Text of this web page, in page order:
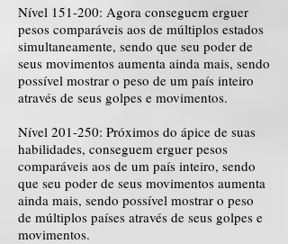
Nível 151-200: Agora conseguem erguer
pesos comparáveis aos de múltiplos estados
simultaneamente, sendo que seu poder de
seus movimentos aumenta ainda mais, sendo
possível mostrar o peso de um país inteiro
através de seus golpes e movimentos.
Nível 201-250: Próximos do ápice de suas
habilidades, conseguem erguer pesos
comparáveis aos de um país inteiro, sendo
que seu poder de seus movimentos aumenta
ainda mais, sendo possível mostrar o peso
de múltiplos países através de seus golpes e
movimentos.